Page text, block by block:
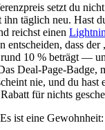
setzt du
täglich neu. Hast
reichst einen
dass der
10 % beträgt —
Deal-Page-Badge,
nie, und du hast
für nichts
ist eine Gewohnheit: